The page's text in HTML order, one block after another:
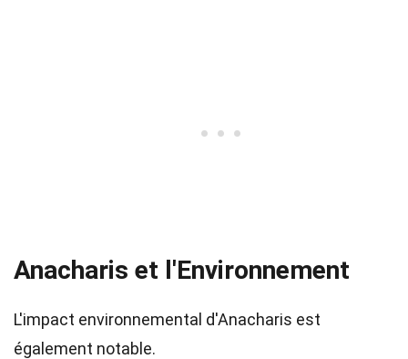
Anacharis et l'Environnement
L'impact environnemental d'Anacharis est
également notable.